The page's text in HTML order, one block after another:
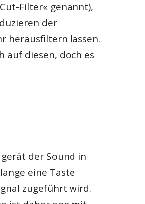
Filter« genannt),
der
herausfiltern lassen.
auf diesen, doch es
der Sound in
eine Taste
zugeführt wird.